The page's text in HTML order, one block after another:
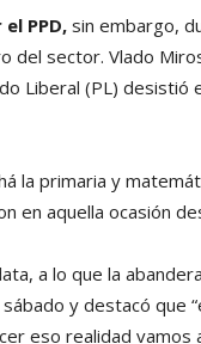
PPD,sin embargo,
sector. Vlado
Liberal (PL) desistió
la primaria y
en aquella ocasión
a lo que la
y destacó que
eso realidad